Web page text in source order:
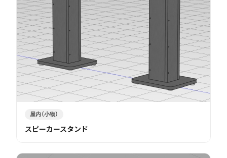
屋内（小物）
スピーカースタンド